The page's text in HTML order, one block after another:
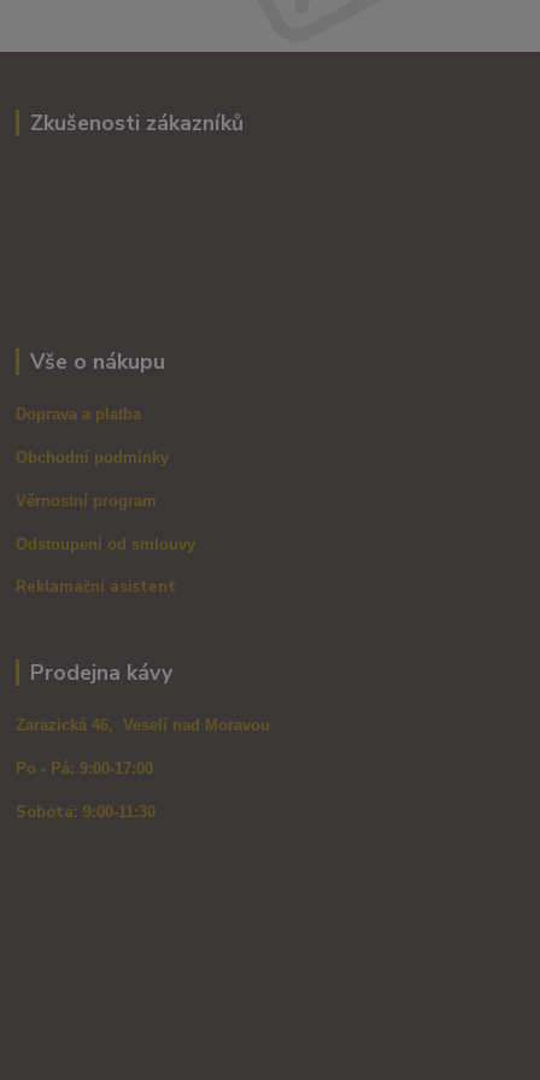
Zkušenosti zákazníků
Vše o nákupu
Doprava a platba
Obchodní podmínky
Věrnostní program
Odstoupení od smlouvy
Reklamační asistent
Prodejna kávy
Zarazická 46, Veselí nad Moravou
Po - Pá: 9:00-17:00
Sobota: 9:00-11:30